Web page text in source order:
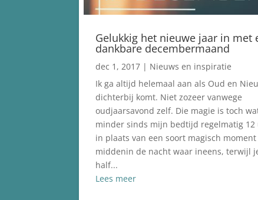
Gelukkig het nieuwe jaar in met
dankbare decembermaand
dec 1, 2017 | Nieuws en inspiratie
Ik ga altijd helemaal aan als Oud en
dichterbij komt. Niet zozeer vanwege
oudjaarsavond zelf. Die magie is toch
minder sinds mijn bedtijd regelmatig 12
in plaats van een soort magisch moment
middenin de nacht waar ineens, terwijl
half...
Lees meer